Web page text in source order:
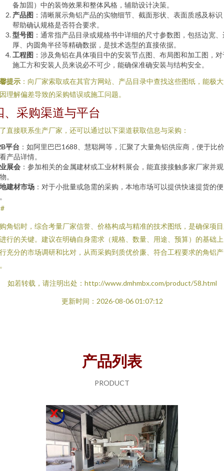
备加固）中的装饰效果和整体风格，辅助设计决策。
产品图 ：清晰展示角铝产品的实物细节、截面形状、表面质感及标识
帮助确认规格是否符合要求。
型号图 ：通常指产品目录或规格书中详细的尺寸参数图，包括边宽、
厚、内圆角半径等精确数据，是技术选型的直接依据。
工程图 ：涉及角铝在具体项目中的安装节点图、布局图和加工图，对
施工方和安装人员来说必不可少，能确保准确安装与结构安全。
提示 ：向厂家索取或在其官方网站、产品目录中查找这些图纸，能极
理解偏差导致的采购错误或施工问题。
、采购渠道与平台
直接联系生产厂家，还可以通过以下渠道获取信息与采购：
平台 ：如阿里巴巴1688、慧聪网等，汇聚了大量角铝供应商，便于比
产品详情。
展会 ：参加相关的金属建材或工业材料展会，能直接接触多家厂家并
。
建材市场 ：对于小批量或急需的采购，本地市场可以提供快速提货的便
角铝时，综合考量厂家信誉、价格构成与精准的技术图纸，是确保项
行的关键。建议在明确自身需求（规格、数量、用途、预算）的基础
充分的市场调研和比对，从而采购到质优价廉、符合工程要求的角铝产
如若转载，请注明出处：http://www.dmhmbx.com/product/58.html
更新时间：2026-08-06 01:07:12
产品列表
PRODUCT